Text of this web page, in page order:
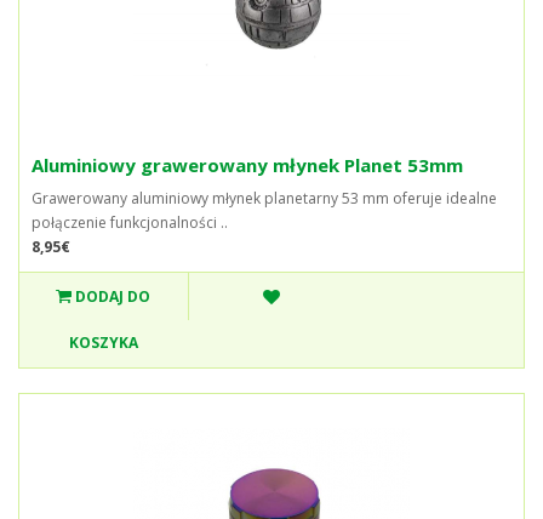
Aluminiowy grawerowany młynek Planet 53mm
Grawerowany aluminiowy młynek planetarny 53 mm oferuje idealne
połączenie funkcjonalności ..
8,95€
DODAJ DO
KOSZYKA